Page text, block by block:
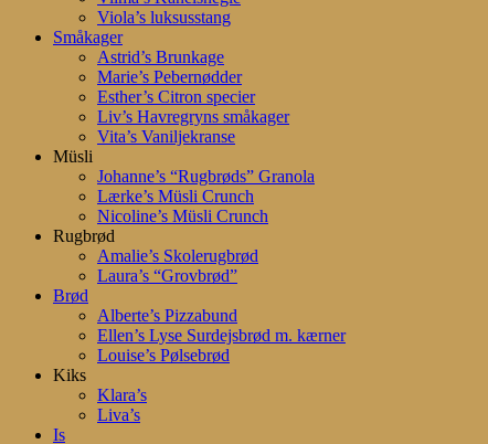
Viola’s luksusstang
Småkager
Astrid’s Brunkage
Marie’s Pebernødder
Esther’s Citron specier
Liv’s Havregryns småkager
Vita’s Vaniljekranse
Müsli
Johanne’s “Rugbrøds” Granola
Lærke’s Müsli Crunch
Nicoline’s Müsli Crunch
Rugbrød
Amalie’s Skolerugbrød
Laura’s “Grovbrød”
Brød
Alberte’s Pizzabund
Ellen’s Lyse Surdejsbrød m. kærner
Louise’s Pølsebrød
Kiks
Klara’s
Liva’s
Is